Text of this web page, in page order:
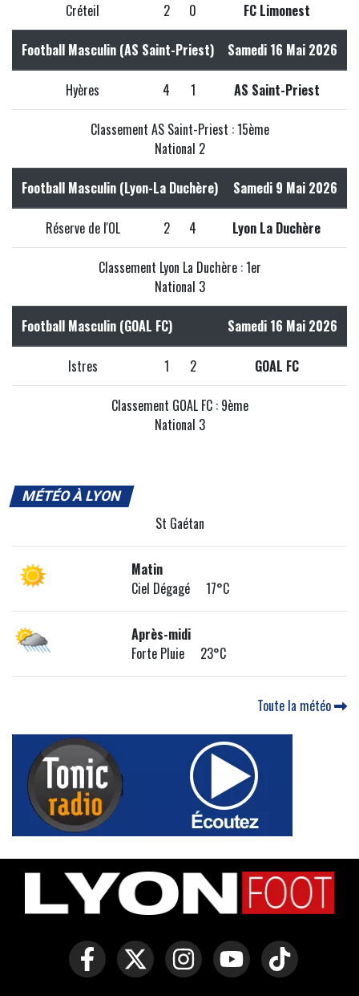
Créteil 2 0 FC Limonest
Football Masculin (AS Saint-Priest) Samedi 16 Mai 2026
Hyères 4 1 AS Saint-Priest
Classement AS Saint-Priest : 15ème
National 2
Football Masculin (Lyon-La Duchère) Samedi 9 Mai 2026
Réserve de l'OL 2 4 Lyon La Duchère
Classement Lyon La Duchère : 1er
National 3
Football Masculin (GOAL FC) Samedi 16 Mai 2026
Istres 1 2 GOAL FC
Classement GOAL FC : 9ème
National 3
MÉTÉO À LYON
St Gaétan
Matin
Ciel Dégagé 17°C
Après-midi
Forte Pluie 23°C
Toute la météo